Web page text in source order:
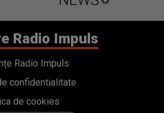
Radio Impuls
Radio Impuls
confidentialitate
de cookies